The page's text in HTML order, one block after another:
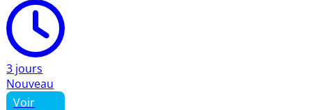
3 jours
Nouveau
Voir